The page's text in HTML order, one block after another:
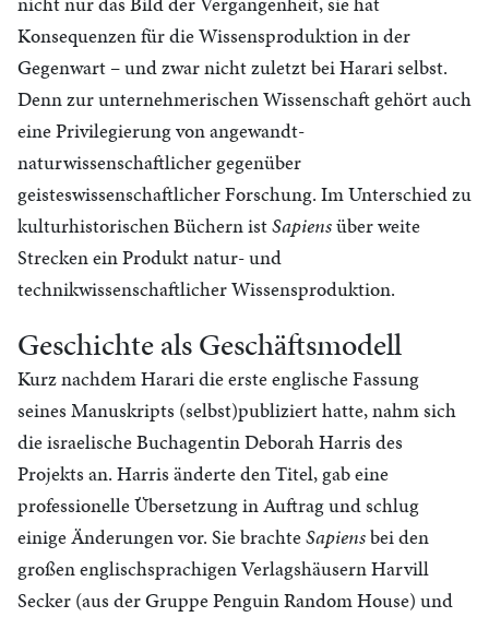
Konsequenzen für die Wissensproduktion in der
Gegenwart – und zwar nicht zuletzt bei Harari selbst.
Denn zur unternehmerischen Wissenschaft gehört auch
eine Privilegierung von angewandt-
naturwissenschaftlicher gegenüber
geisteswissenschaftlicher Forschung. Im Unterschied zu
kulturhistorischen Büchern istSapiensüber weite
Strecken ein Produkt natur- und
technikwissenschaftlicher Wissensproduktion.
Geschichte als Geschäftsmodell
Kurz nachdem Harari die erste englische Fassung
seines Manuskripts (selbst)publiziert hatte, nahm sich
die israelische Buchagentin Deborah Harris des
Projekts an. Harris änderte den Titel, gab eine
professionelle Übersetzung in Auftrag und schlug
einige Änderungen vor. Sie brachteSapiensbei den
großen englischsprachigen Verlagshäusern Harvill
Secker (aus der Gruppe Penguin Random House) und